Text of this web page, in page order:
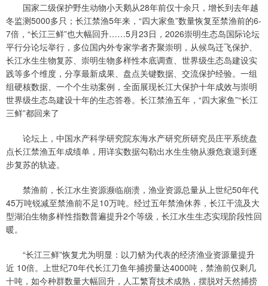
国家二级保护野生动物小天鹅从28年前仅十余只，增长到去年越
冬监测5000多只；长江禁渔5年来，“四大家鱼”数量恢复至禁渔前的6-
7倍，“长江三鲜”也大幅回升……5月23日，2026崇明生态岛国际论坛
平行分论坛举行，多位国内外专家学者齐聚崇明，从候鸟迁飞保护、
长江水生生物复苏、崇明生物多样性本底调查、世界级生态岛建设实
践等多个维度，分享最新成果、盘点关键数据、交流保护经验。一组
组硬核数据、一个个生动案例，全面展现长江大保护十年成效与崇明
世界级生态岛建设十年的生态答卷。长江禁渔五年，“四大家鱼”“长江
三鲜”都回来了
论坛上，中国水产科学研究院东海水产研究所研究员庄平系统盘
点长江禁渔五年成绩单，用详实数据勾勒出水生生物从濒危衰退到逐
步复苏的轨迹。
禁渔前，长江水生资源濒临崩溃，渔业资源总量从上世纪50年代
45万吨锐减至禁渔前不足10万吨。经过五年禁渔休养，长江干流及大
型湖泊生物多样性指数普遍提升2个等级，长江水生生态实现阶段性回
暖。
“长江三鲜”恢复尤为明显：以刀鲚为代表的经济渔业资源量提升
近 10倍。上世纪70年代长江刀鱼年捕捞量达4000吨，禁渔前仅剩几
十吨，如今种群数量大幅回升，人工繁育技术成熟，摆脱对天然捕捞